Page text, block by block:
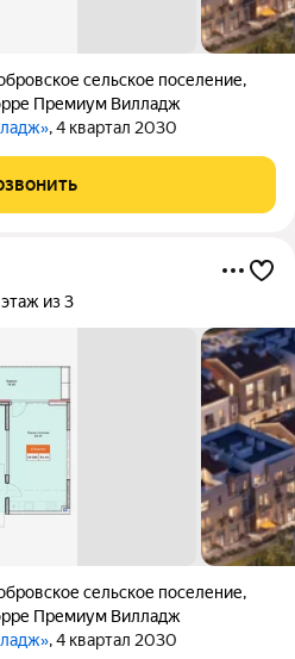
сельское поселение,
Премиум Вилладж
, 4 квартал 2030
этаж из 3
сельское поселение,
Премиум Вилладж
, 4 квартал 2030